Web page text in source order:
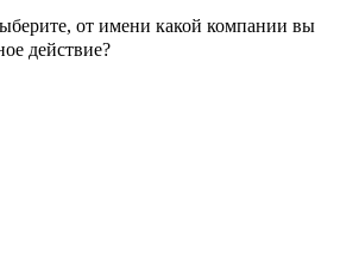
от имени какой компании вы
действие?